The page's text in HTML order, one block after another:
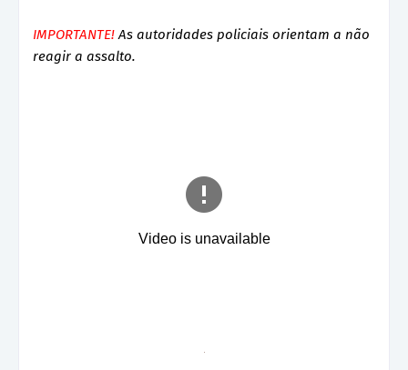
IMPORTANTE!As autoridades policiais orientam a não
reagir a assalto.